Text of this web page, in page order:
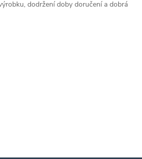
dodržení doby doručení a dobrá